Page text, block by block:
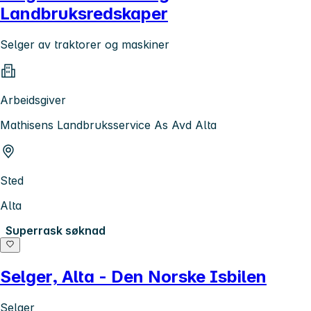
Landbruksredskaper
Selger av traktorer og maskiner
Arbeidsgiver
Mathisens Landbruksservice As Avd Alta
Sted
Alta
Superrask søknad
Selger, Alta - Den Norske Isbilen
Selger